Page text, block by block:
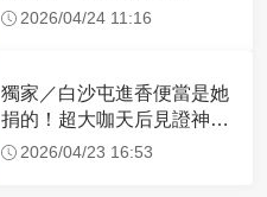
倍」 醫曝原因
2026/04/24 11:16
獨家／白沙屯進香便當是她
捐的！超大咖天后見證神
蹟 一靠近媽祖就爆哭
2026/04/23 16:53